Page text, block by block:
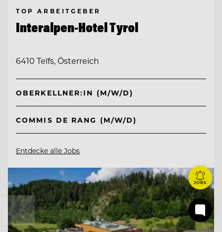
TOP ARBEITGEBER
Interalpen-Hotel Tyrol
6410 Telfs, Österreich
OBERKELLNER:IN (M/W/D)
COMMIS DE RANG (M/W/D)
Entdecke alle Jobs
JOBS